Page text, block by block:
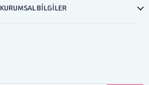
KURUMSAL BİLGİLER